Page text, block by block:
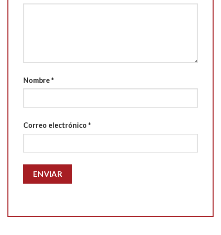
Nombre*
Correo electrónico *